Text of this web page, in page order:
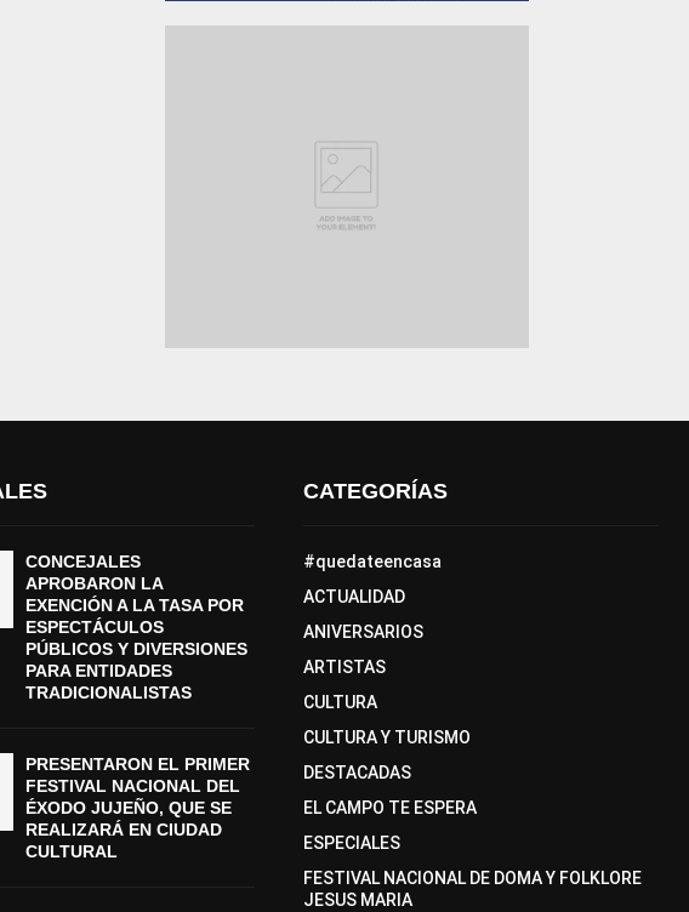
CONCEJALES
APROBARON LA
EXENCIÓN A LA TASA POR
ESPECTÁCULOS
PÚBLICOS Y DIVERSIONES
PARA ENTIDADES
TRADICIONALISTAS
PRESENTARON EL PRIMER
FESTIVAL NACIONAL DEL
ÉXODO JUJEÑO, QUE SE
REALIZARÁ EN CIUDAD
CULTURAL
CATEGORÍAS
#quedateencasa
ACTUALIDAD
ANIVERSARIOS
ARTISTAS
CULTURA
CULTURA Y TURISMO
DESTACADAS
EL CAMPO TE ESPERA
ESPECIALES
FESTIVAL NACIONAL DE DOMA Y FOLKLORE
JESUS MARIA